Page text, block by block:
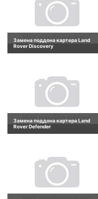
Замена поддона картера Land
Rover Discovery
Замена поддона картера Land
Rover Defender